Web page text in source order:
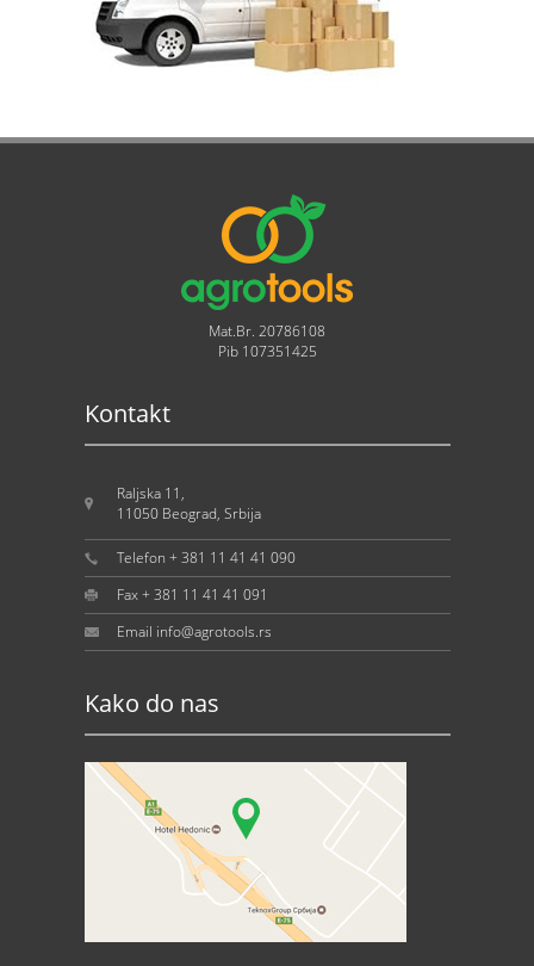
Mat.Br. 20786108
Pib 107351425
Kontakt
Raljska 11,
11050 Beograd, Srbija
Telefon + 381 11 41 41 090
Fax + 381 11 41 41 091
Email info@agrotools.rs
Kako do nas